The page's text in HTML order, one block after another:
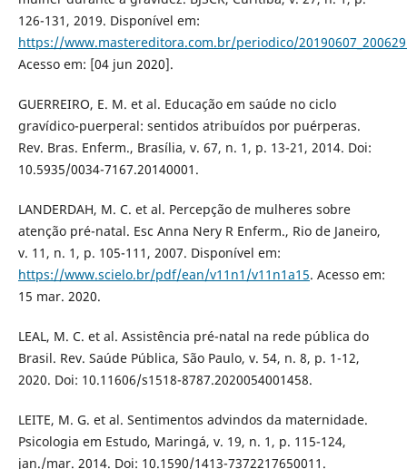
126-131, 2019. Disponível em:
https://www.mastereditora.com.br/periodico/
Acesso em: [04 jun 2020].
GUERREIRO, E. M. et al. Educação em saúde no ciclo
gravídico-puerperal: sentidos atribuídos por puérperas.
Rev. Bras. Enferm., Brasília, v. 67, n. 1, p. 13-21, 2014. Doi:
10.5935/0034-7167.20140001.
LANDERDAH, M. C. et al. Percepção de mulheres sobre
atenção pré-natal. Esc Anna Nery R Enferm., Rio de Janeiro,
v. 11, n. 1, p. 105-111, 2007. Disponível em:
https://www.scielo.br/pdf/ean/v11n1/v11n1a15. Acesso em:
15 mar. 2020.
LEAL, M. C. et al. Assistência pré-natal na rede pública do
Brasil. Rev. Saúde Pública, São Paulo, v. 54, n. 8, p. 1-12,
2020. Doi: 10.11606/s1518-8787.2020054001458.
LEITE, M. G. et al. Sentimentos advindos da maternidade.
Psicologia em Estudo, Maringá, v. 19, n. 1, p. 115-124,
jan./mar. 2014. Doi: 10.1590/1413-7372217650011.